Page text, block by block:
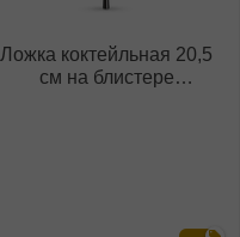
Ложка коктейльная 20,5
см на блистере